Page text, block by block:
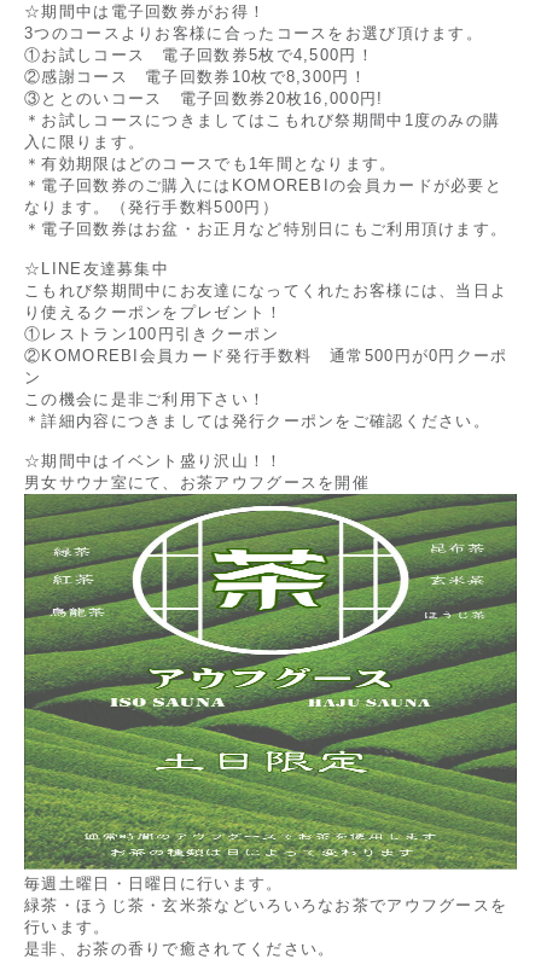
☆期間中は電子回数券がお得！
3つのコースよりお客様に合ったコースをお選び頂けます。
①お試しコース 電子回数券5枚で4,500円！
②感謝コース 電子回数券10枚で8,300円！
③ととのいコース 電子回数券20枚16,000円!
＊お試しコースにつきましてはこもれび祭期間中1度のみの購
入に限ります。
＊有効期限はどのコースでも1年間となります。
＊電子回数券のご購入にはKOMOREBIの会員カードが必要と
なります。（発行手数料500円）
＊電子回数券はお盆・お正月など特別日にもご利用頂けます。
☆LINE友達募集中
こもれび祭期間中にお友達になってくれたお客様には、当日よ
り使えるクーポンをプレゼント！
①レストラン100円引きクーポン
②KOMOREBI会員カード発行手数料 通常500円が0円クーポ
ン
この機会に是非ご利用下さい！
＊詳細内容につきましては発行クーポンをご確認ください。
☆期間中はイベント盛り沢山！！
男女サウナ室にて、お茶アウフグースを開催
毎週土曜日・日曜日に行います。
緑茶・ほうじ茶・玄米茶などいろいろなお茶でアウフグースを
行います。
是非、お茶の香りで癒されてください。